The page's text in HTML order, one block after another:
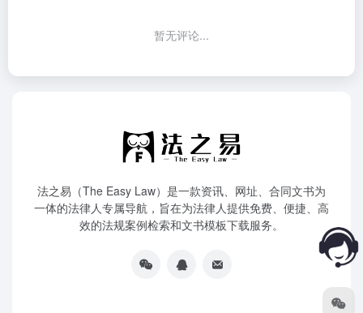
暂无评论...
法之易（The Easy Law）是一款资讯、网址、合同文书为
一体的法律人专属导航，旨在为法律人提供免费、便捷、高
效的法规案例检索和文书模板下载服务。